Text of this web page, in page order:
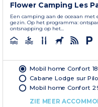
Flower Camping Les
Een camping aan de oceaan met
gezin. Op het programma:
ontsnapping op het...
Mobil home Confort
Cabane Lodge sur
Mobil home Confort
ZIE MEER